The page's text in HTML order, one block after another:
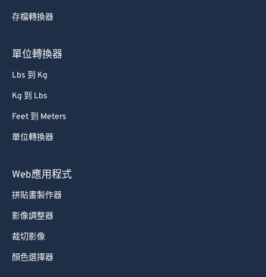
存檔轉換器
單位轉換器
Lbs 到 Kg
Kg 到 Lbs
Feet 到 Meters
單位轉換器
Web應用程式
拼貼畫製作器
影像調整器
裁切影像
顏色選擇器